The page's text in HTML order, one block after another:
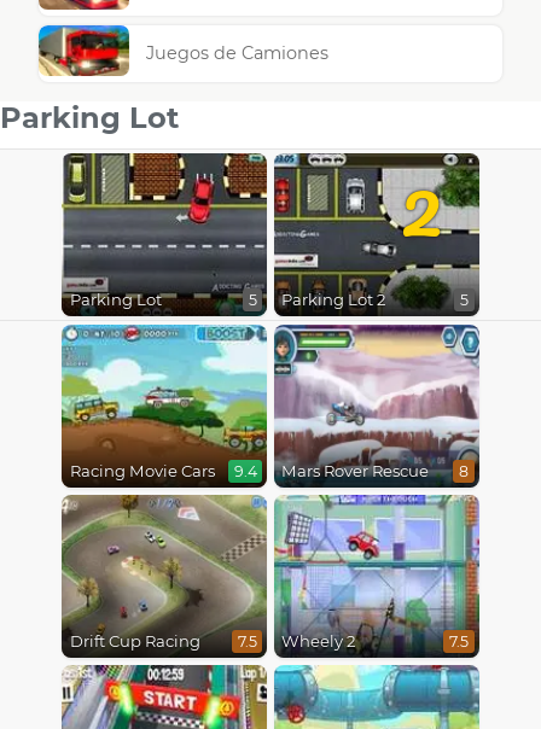
Juegos de Camiones
Parking Lot
Parking Lot 5
2
Parking Lot 2 5
Racing Movie Cars 9.4 Mars Rover Rescue 8
Drift Cup Racing 7.5 Wheely 2 7.5